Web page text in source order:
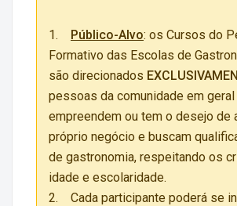
1. Público-Alvo: os Cursos do
Formativo das Escolas de
são direcionados
pessoas da comunidade em geral
empreendem ou tem o desejo de
próprio negócio e buscam
de gastronomia, respeitando os
idade e escolaridade.
2. Cada participante poderá se